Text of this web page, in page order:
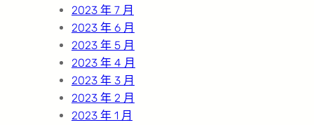
2023 年 7 月
2023 年 6 月
2023 年 5 月
2023 年 4 月
2023 年 3 月
2023 年 2 月
2023 年 1 月